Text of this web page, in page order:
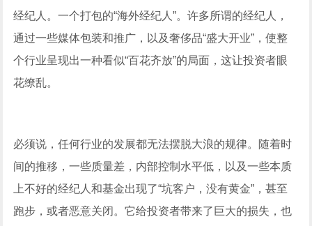
经纪人。一个打包的“海外经纪人”。许多所谓的经纪人，
通过一些媒体包装和推广，以及奢侈品“盛大开业”，使整
个行业呈现出一种看似“百花齐放”的局面，这让投资者眼
花缭乱。
必须说，任何行业的发展都无法摆脱大浪的规律。随着时
间的推移，一些质量差，内部控制水平低，以及一些本质
上不好的经纪人和基金出现了“坑客户，没有黄金”，甚至
跑步，或者恶意关闭。它给投资者带来了巨大的损失，也